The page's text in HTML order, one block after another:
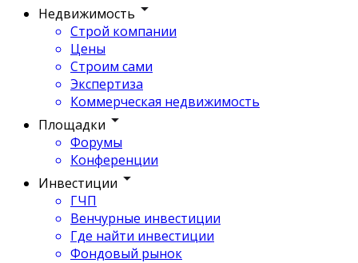
Недвижимость
Строй компании
Цены
Строим сами
Экспертиза
Коммерческая недвижимость
Площадки
Форумы
Конференции
Инвестиции
ГЧП
Венчурные инвестиции
Где найти инвестиции
Фондовый рынок